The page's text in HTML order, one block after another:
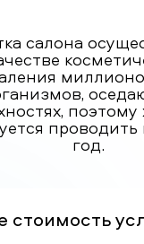
салона
поэтому
проводить
год.
стоимость